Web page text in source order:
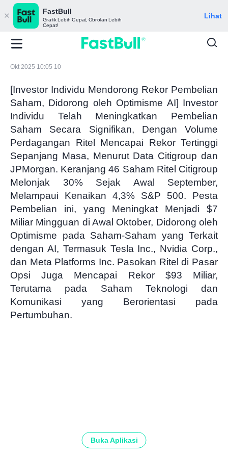
FastBull
Grafik Lebih Cepat, Obrolan Lebih
Cepat!
Lihat
Okt 2025 10:05 10
[Investor Individu Mendorong Rekor Pembelian
Saham, Didorong oleh Optimisme AI] Investor
Individu Telah Meningkatkan Pembelian
Saham Secara Signifikan, Dengan Volume
Perdagangan Ritel Mencapai Rekor Tertinggi
Sepanjang Masa, Menurut Data Citigroup dan
JPMorgan. Keranjang 46 Saham Ritel Citigroup
Melonjak 30% Sejak Awal September,
Melampaui Kenaikan 4,3% S&P 500. Pesta
Pembelian ini, yang Meningkat Menjadi $7
Miliar Mingguan di Awal Oktober, Didorong oleh
Optimisme pada Saham-Saham yang Terkait
dengan AI, Termasuk Tesla Inc., Nvidia Corp.,
dan Meta Platforms Inc. Pasokan Ritel di Pasar
Opsi Juga Mencapai Rekor $93 Miliar,
Terutama pada Saham Teknologi dan
Komunikasi yang Berorientasi pada
Pertumbuhan.
Buka Aplikasi